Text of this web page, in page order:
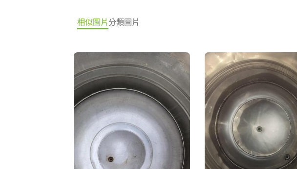
相似圖片分類圖片